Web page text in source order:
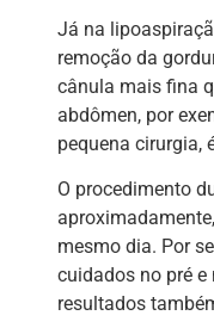
Já na
remoção da
cânula mais fina
abdômen, por
pequena cirurgia,
O procedimento
mesmo dia. Por
cuidados no pré e
resultados